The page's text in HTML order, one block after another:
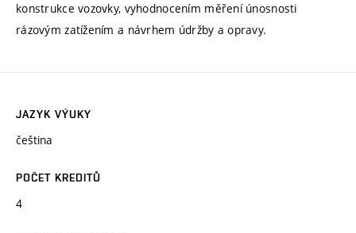
konstrukce vozovky, vyhodnocením měření únosnosti
rázovým zatížením a návrhem údržby a opravy.
JAZYK VÝUKY
čeština
POČET KREDITŮ
4